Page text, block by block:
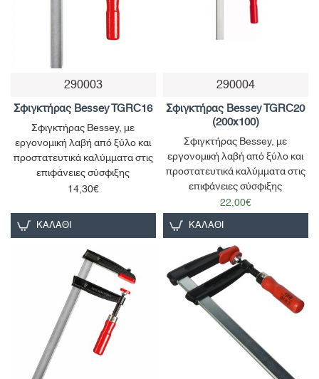
Παράδοση 1 έως 3 ημέρες
290003
Σφιγκτήρας Bessey TGRC16
Σφιγκτήρας Bessey, με
εργονομική λαβή από ξύλο και
προστατευτικά καλύμματα στις
επιφάνειες σύσφιξης
14,30€
ΚΑΛΆΘΙ
290004
Σφιγκτήρας Bessey TGRC20
(200x100)
Σφιγκτήρας Bessey, με
εργονομική λαβή από ξύλο και
προστατευτικά καλύμματα στις
επιφάνειες σύσφιξης
22,00€
ΚΑΛΆΘΙ